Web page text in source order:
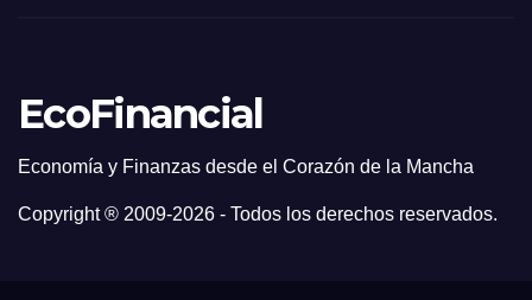
EcoFinancial
Economía y Finanzas desde el Corazón de la Mancha
Copyright ® 2009-2026 - Todos los derechos reservados.